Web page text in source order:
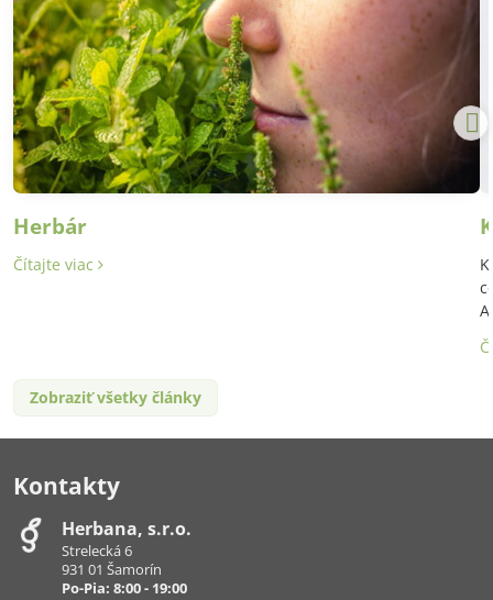
Herbár
Čítajte viac
Zobraziť všetky články
Kontakty
Herbana, s​.r​.o​.
Strelecká 6
931 01 Šamorín
Po-Pia: 8:00 - 19:00